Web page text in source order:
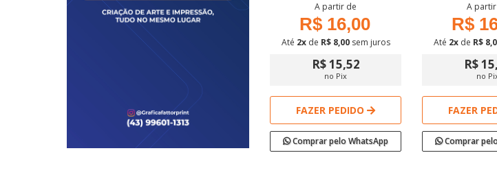
A partir de
R$ 16,00
Até 2xde R$ 8,00sem juros
R$ 15,52
no Pix
FAZER PEDIDO
Comprar pelo WhatsApp
A
R$
Até 2xde R$
R$
no
FAZER
Comprar